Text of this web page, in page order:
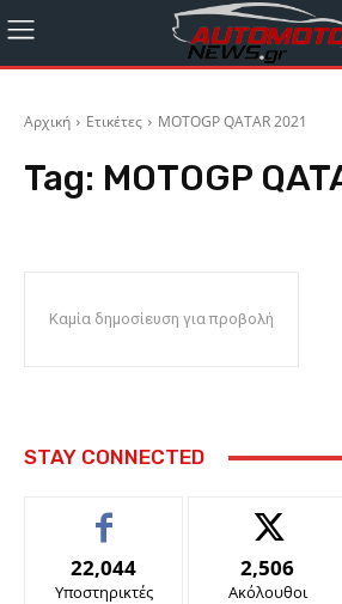
Αρχική Ετικέτες MOTOGP QATAR 2021
Tag: MOTOGP
Καμία δημοσίευση για προβολή
STAY CONNECTED
22,044
Υποστηρικτές
2,506
Ακόλουθοι